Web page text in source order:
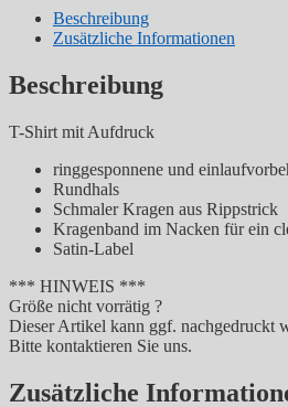
Beschreibung
Zusätzliche Informationen
Beschreibung
T-Shirt mit Aufdruck
ringgesponnene und
Rundhals
Schmaler Kragen aus Rippstrick
Kragenband im Nacken für ein
Satin-Label
*** HINWEIS ***
Größe nicht vorrätig ?
Dieser Artikel kann ggf. nachgedruckt
Bitte kontaktieren Sie uns.
Zusätzliche